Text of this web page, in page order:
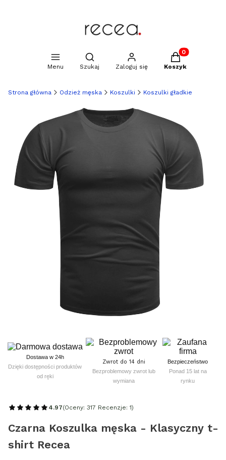
Menu
Otwórz wyszukiwarkę
Szukaj Zaloguj się
Produkty w
Koszyk
Strona główna Odzież męska Koszulki Koszulki gładkie
Dostawa w 24h
Dzięki dostępności produktów
od ręki
Zwrot do 14 dni
Bezproblemowy zwrot lub
wymiana
Bezpieczeństwo
Ponad 15 lat na
rynku
4.97(Oceny: 317 Recenzje: 1)
Czarna Koszulka męska - Klasyczny t-
shirt Recea